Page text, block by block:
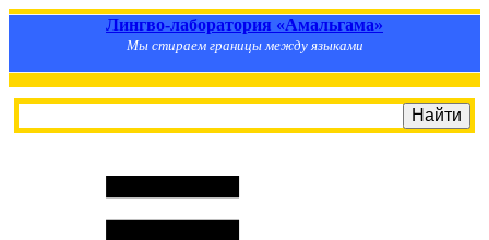
Лингво-лаборатория «Амальгама»
Мы стираем границы между языками